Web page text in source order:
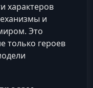
характеров
и
Это
только героев